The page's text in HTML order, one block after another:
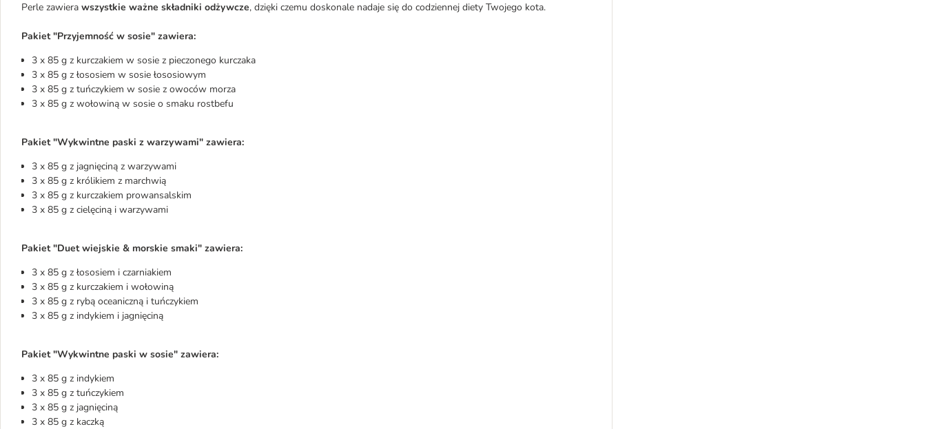
Perle zawiera wszystkie ważne składniki odżywcze, dzięki czemu doskonale nadaje się do codziennej diety Twojego kota.
Pakiet "Przyjemność w sosie" zawiera:
3 x 85 g z kurczakiem w sosie z pieczonego kurczaka
3 x 85 g z łososiem w sosie łososiowym
3 x 85 g z tuńczykiem w sosie z owoców morza
3 x 85 g z wołowiną w sosie o smaku rostbefu
Pakiet "Wykwintne paski z warzywami" zawiera:
3 x 85 g z jagnięciną z warzywami
3 x 85 g z królikiem z marchwią
3 x 85 g z kurczakiem prowansalskim
3 x 85 g z cielęciną i warzywami
Pakiet "Duet wiejskie & morskie smaki" zawiera:
3 x 85 g z łososiem i czarniakiem
3 x 85 g z kurczakiem i wołowiną
3 x 85 g z rybą oceaniczną i tuńczykiem
3 x 85 g z indykiem i jagnięciną
Pakiet "Wykwintne paski w sosie" zawiera:
3 x 85 g z indykiem
3 x 85 g z tuńczykiem
3 x 85 g z jagnięciną
3 x 85 g z kaczką